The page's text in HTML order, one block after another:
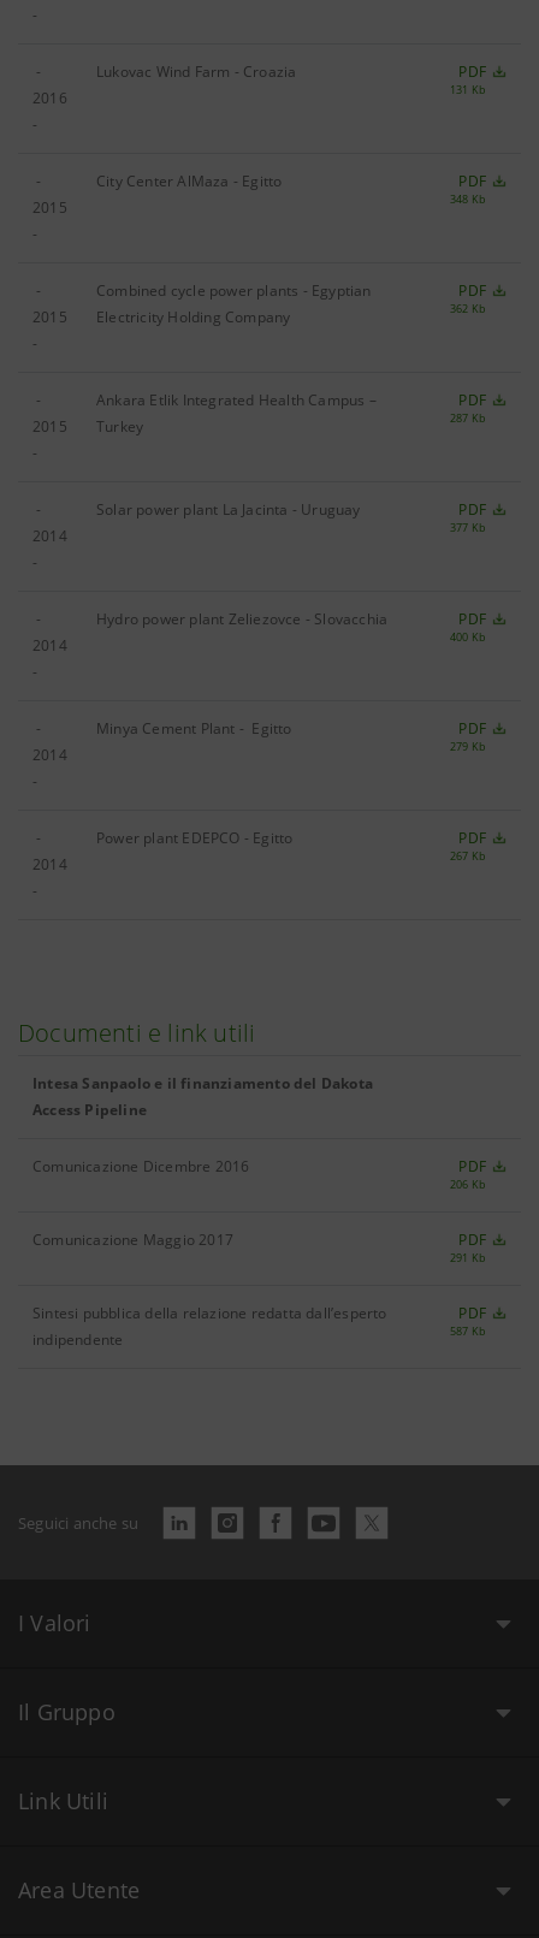
-
-
2016
-
Lukovac Wind Farm - Croazia PDF
131 Kb
-
2015
-
City Center AlMaza - Egitto PDF
348 Kb
-
2015
-
Combined cycle power plants - Egyptian
Electricity Holding Company
PDF
362 Kb
-
2015
-
Ankara Etlik Integrated Health Campus –
Turkey
PDF
287 Kb
-
2014
-
Solar power plant La Jacinta - Uruguay PDF
377 Kb
-
2014
-
Hydro power plant Zeliezovce - Slovacchia PDF
400 Kb
-
2014
-
Minya Cement Plant - Egitto PDF
279 Kb
-
2014
-
Power plant EDEPCO - Egitto PDF
267 Kb
Documenti e link utili
Intesa Sanpaolo e il finanziamento del Dakota
Access Pipeline
Comunicazione Dicembre 2016 PDF
206 Kb
Comunicazione Maggio 2017 PDF
291 Kb
Sintesi pubblica della relazione redatta dall’esperto
indipendente
PDF
587 Kb
Seguici anche su
I Valori
Il Gruppo
Link Utili
Area Utente